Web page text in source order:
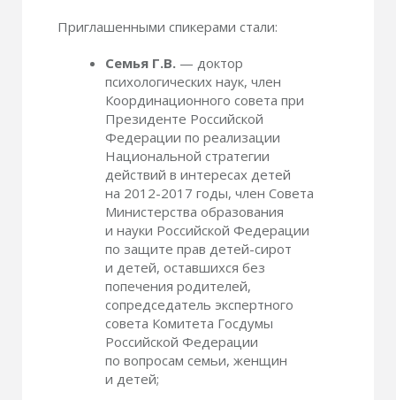
Приглашенными спикерами стали:
Семья Г.В. — доктор
психологических наук, член
Координационного совета при
Президенте Российской
Федерации по реализации
Национальной стратегии
действий в интересах детей
на 2012-2017 годы, член Совета
Министерства образования
и науки Российской Федерации
по защите прав детей-сирот
и детей, оставшихся без
попечения родителей,
сопредседатель экспертного
совета Комитета Госдумы
Российской Федерации
по вопросам семьи, женщин
и детей;